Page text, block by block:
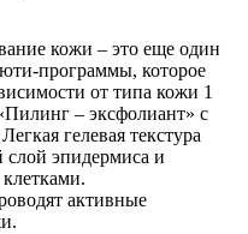
кожи – это еще один
программы, которое
от типа кожи 1
– эксфолиант» с
гелевая текстура
слой эпидермиса и
активные